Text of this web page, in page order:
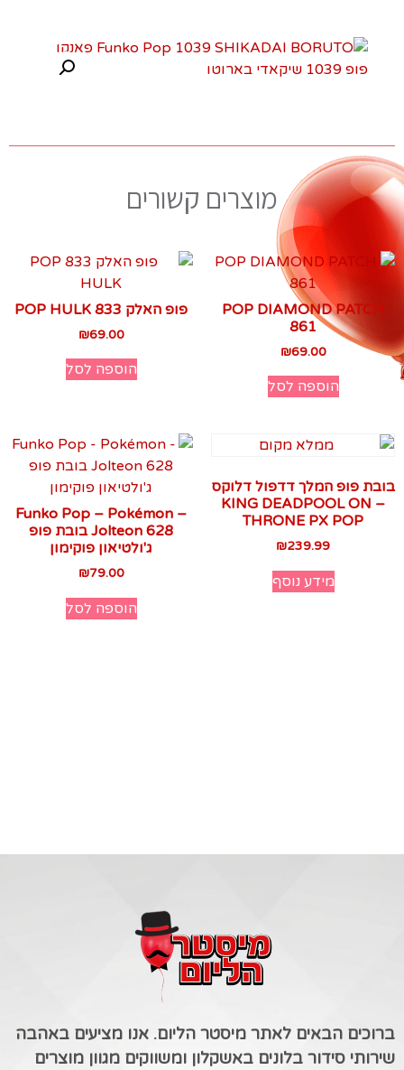
מוצרים קשורים
POP DIAMOND PATCH
861
₪69.00
הוספה לסל
פופ האלק 833 POP HULK
₪69.00
הוספה לסל
בובת פופ המלך דדפול דלוקס
– KING DEADPOOL ON
THRONE PX POP‏
₪239.99
מידע נוסף
Funko Pop – Pokémon –
Jolteon 628‏ בובת פופ
ג'ולטיאון פוקימון
₪79.00
הוספה לסל
ברוכים הבאים לאתר מיסטר הליום. אנו מציעים באהבה
שירותי סידור בלונים באשקלון ומשווקים מגוון מוצרים